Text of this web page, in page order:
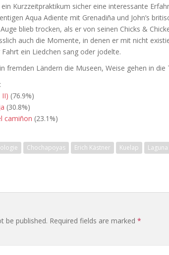
Kurzzeitpraktikum sicher eine interessante
Aqua Adiente mit Grenadiña und John’s
blieb trocken, als er von seinen Chicks &
auch die Momente, in denen er mit nicht
ein Liedchen sang oder jodelte.
fremden Ländern die Museen, Weise gehen in die
II) (76.9%)
(30.8%)
camiñon (23.1%)
Chochapoyas Erich Kästner Kuelap
be published. Required fields are marked *